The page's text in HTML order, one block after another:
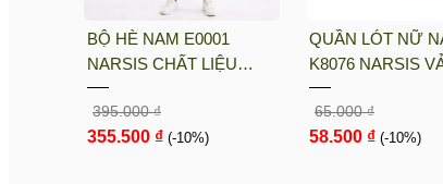
BỘ HÈ NAM E0001
NARSIS CHẤT LIỆU
THOÁNG MÁT, DỄ CHỊU,
THOẢI MÁI CẢ NGÀY, DỄ
VẬN ĐỘNG
395.000 ₫
355.500 ₫ (-10%)
QUẦN LÓT NỮ
K8076 NARSIS
LẠNH THOÁNG
COTTON THOẢI
DÁNG TỐT, THO...
65.000 ₫
58.500 ₫ (-10%)